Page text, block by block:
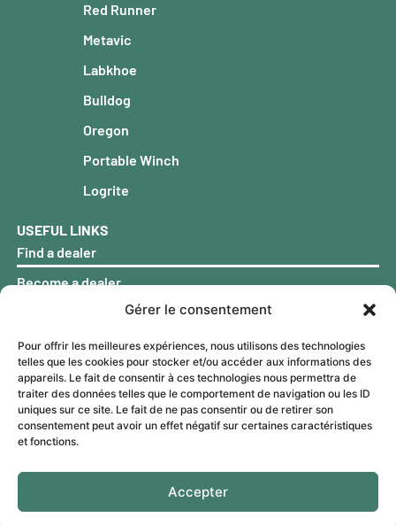
Gérer le consentement
Pour offrir les meilleures expériences, nous utilisons des technologies
telles que les cookies pour stocker et/ou accéder aux informations des
appareils. Le fait de consentir à ces technologies nous permettra de
traiter des données telles que le comportement de navigation ou les ID
uniques sur ce site. Le fait de ne pas consentir ou de retirer son
consentement peut avoir un effet négatif sur certaines caractéristiques
et fonctions.
Accepter
Red Runner
Metavic
Labkhoe
Bulldog
Oregon
Portable Winch
Logrite
USEFUL LINKS
Find a dealer
Become a dealer
FAQ
Blog
Warranty
Contact
Equipment
Privacy
Policy
Conditions